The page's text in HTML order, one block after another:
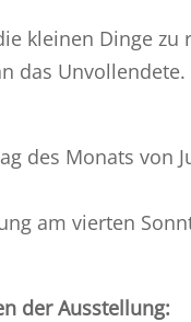
kleinen Dinge
das Unvollendete.
des Monats von
am vierten
der Ausstellung: